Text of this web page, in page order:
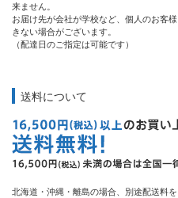
来ません。
お届け先が会社が学校など、個人のお客
きない場合がございます。
（配達日のご指定は可能です）
送料について
北海道・沖縄・離島の場合、別途配送料